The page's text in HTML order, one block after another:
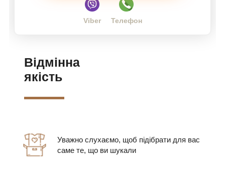
Viber Телефон
Відмінна
якість
Уважно слухаємо, щоб підібрати для вас
саме те, що ви шукали